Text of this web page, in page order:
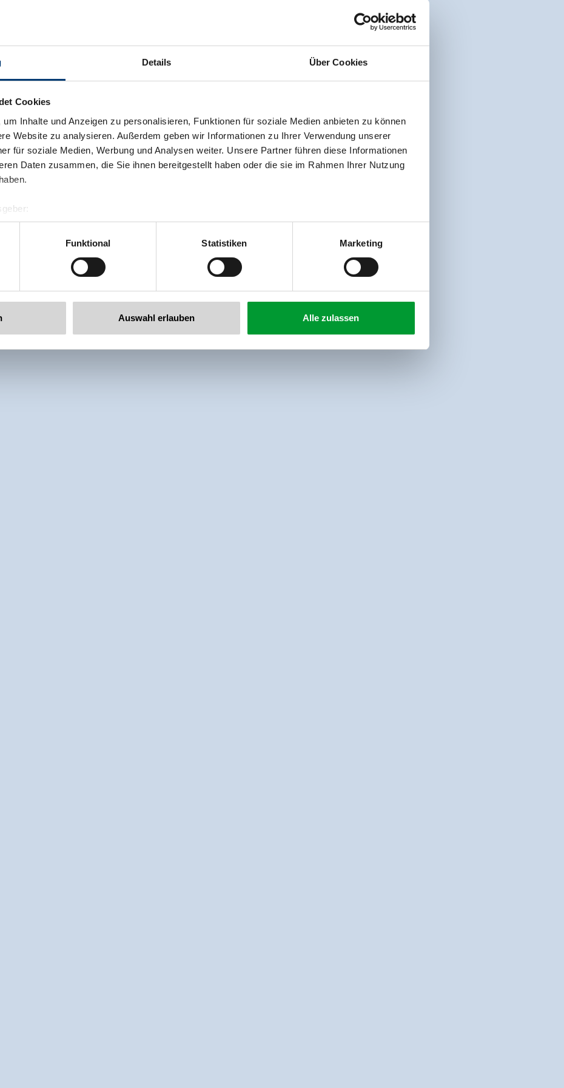
Details Über Cookies
Cookies
Inhalte und Anzeigen zu personalisieren, Funktionen für soziale Medien anbieten zu können
Website zu analysieren. Außerdem geben wir Informationen zu Ihrer Verwendung unserer
für soziale Medien, Werbung und Analysen weiter. Unsere Partner führen diese Informationen
Daten zusammen, die Sie ihnen bereitgestellt haben oder die sie im Rahmen Ihrer Nutzung
GmbH & Co KG
Ziller
Funktional Statistiken Marketing
Auswahl erlauben Alle zulassen